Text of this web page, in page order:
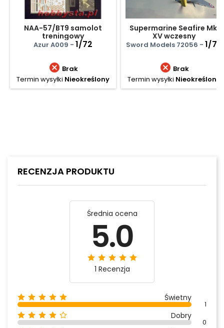
NAA-57/BT9 samolot
treningowy
Azur A009 - 1/72
 Brak
Termin wysyłki Nieokreślony
Supermarine Seafire Mk.
XV wczesny
Sword Models 72056 - 1/72
 Brak
Termin wysyłki Nieokreślony
RECENZJA PRODUKTU
Średnia ocena
5.0
1 Recenzja
Świetny
1
Dobry
0